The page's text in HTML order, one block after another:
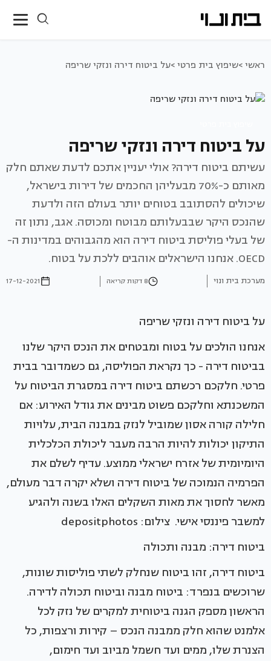
ראשי >שיפוץ בית פרטי >על ביטוח דירה ונזקי שריפה
על ביטוח דירה ונזקי שריפה
עשיתם ביטוח דירה? אולי יעניין אתכם לדעת שאתם חלק
מאותם כ-70% מבעליהן החכמים של דירות בישראל,
שיכולים להסתובב בטוחים יותר בעולם הזה ולדעת
שהנכס היקר שבבעלותם מבוטח ומכוסה. אגב, נתון זה
של בעלי פוליסת ביטוח דירה הוא מהגבוהים במדינות ה-
OECD. אנחנו הישראלים אוהבים ללכת על בטוח.
מערכת בית ונוי 8 דקות קריאה 17-12-2021
על ביטוח דירה ונזקי שריפה
אנחנו הולכים על בטוח ומבטחים את הנכס היקר שלנו
בביטוח דירה - כך נקראת הפוליסה, גם כשמדובר בבית
פרטי. חלקכם רכשתם ביטוח דירה במסגרת הביטוח על
המשכנתא וחלקכם פשוט מבינים את גודל האירוע: אם
חלילה קורה אסון שמוביל לנזק במבנה הבית, עלויות
התיקון יכולות להיות הרבה מעבר ליכולת הכלכלית
היומיומית של אזרח ישראלי ממוצע. עדיף לשלם את
הפרמיה הנמוכה של ביטוח דירה ושלא יקרה דבר מעולם,
מאשר לחסוך את מאות השקלים האלו בשנה ולהגיע
למשבר פיננסי אישי. צילום: depositphotos
ביטוח דירה: מבנה ותכולה
ביטוח דירה, זהו ביטוח שנחלק לשתי פוליסות שונות,
שרוכשים בנפרד: ביטוח מבנה וביטוח תכולה לדירה.
הראשון מספק הגנה ביטוחית למקרים של נזק לכל
אלמנט שהוא חלק ממבנה הנכס – קירות ורצפות, כל
הצנרת שלו, ממים ועד חשמל מביוב ועד חימום,